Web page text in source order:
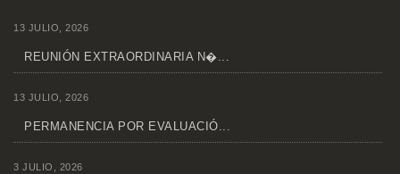
13 JULIO, 2026
REUNIÓN EXTRAORDINARIA N�...
13 JULIO, 2026
PERMANENCIA POR EVALUACIÓ...
3 JULIO, 2026